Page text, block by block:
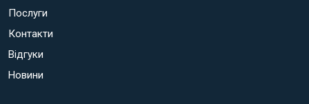
Послуги
Контакти
Відгуки
Новини